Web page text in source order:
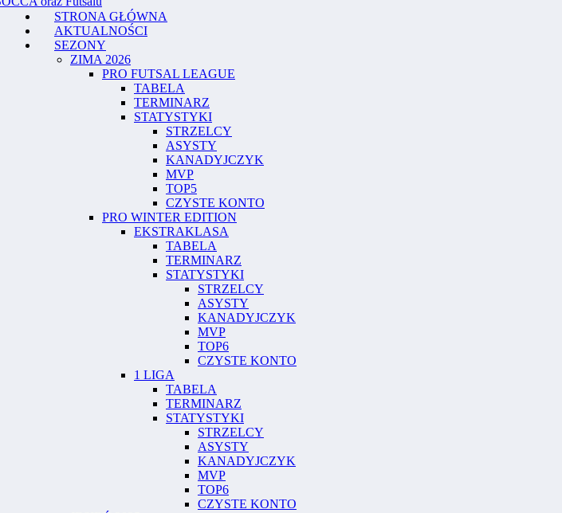
STRONA GŁÓWNA
AKTUALNOŚCI
SEZONY
ZIMA 2026
PRO FUTSAL LEAGUE
TABELA
TERMINARZ
STATYSTYKI
STRZELCY
ASYSTY
KANADYJCZYK
MVP
TOP5
CZYSTE KONTO
PRO WINTER EDITION
EKSTRAKLASA
TABELA
TERMINARZ
STATYSTYKI
STRZELCY
ASYSTY
KANADYJCZYK
MVP
TOP6
CZYSTE KONTO
1 LIGA
TABELA
TERMINARZ
STATYSTYKI
STRZELCY
ASYSTY
KANADYJCZYK
MVP
TOP6
CZYSTE KONTO